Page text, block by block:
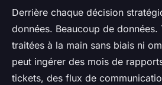
Derrière chaque décision
données. Beaucoup de
traitées à la main sans biais ni
peut ingérer des mois de
tickets, des flux de